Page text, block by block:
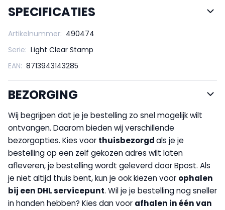
SPECIFICATIES
Artikelnummer: 490474
Serie: Light Clear Stamp
EAN: 8713943143285
BEZORGING
Wij begrijpen dat je je bestelling zo snel mogelijk wilt
ontvangen. Daarom bieden wij verschillende
bezorgopties. Kies voor thuisbezorgdals je je
bestelling op een zelf gekozen adres wilt laten
afleveren, je bestelling wordt geleverd door Bpost. Als
je niet altijd thuis bent, kun je ook kiezen voor ophalen
bij een DHL servicepunt. Wil je je bestelling nog sneller
in handen hebben? Kies dan voor afhalen in één van